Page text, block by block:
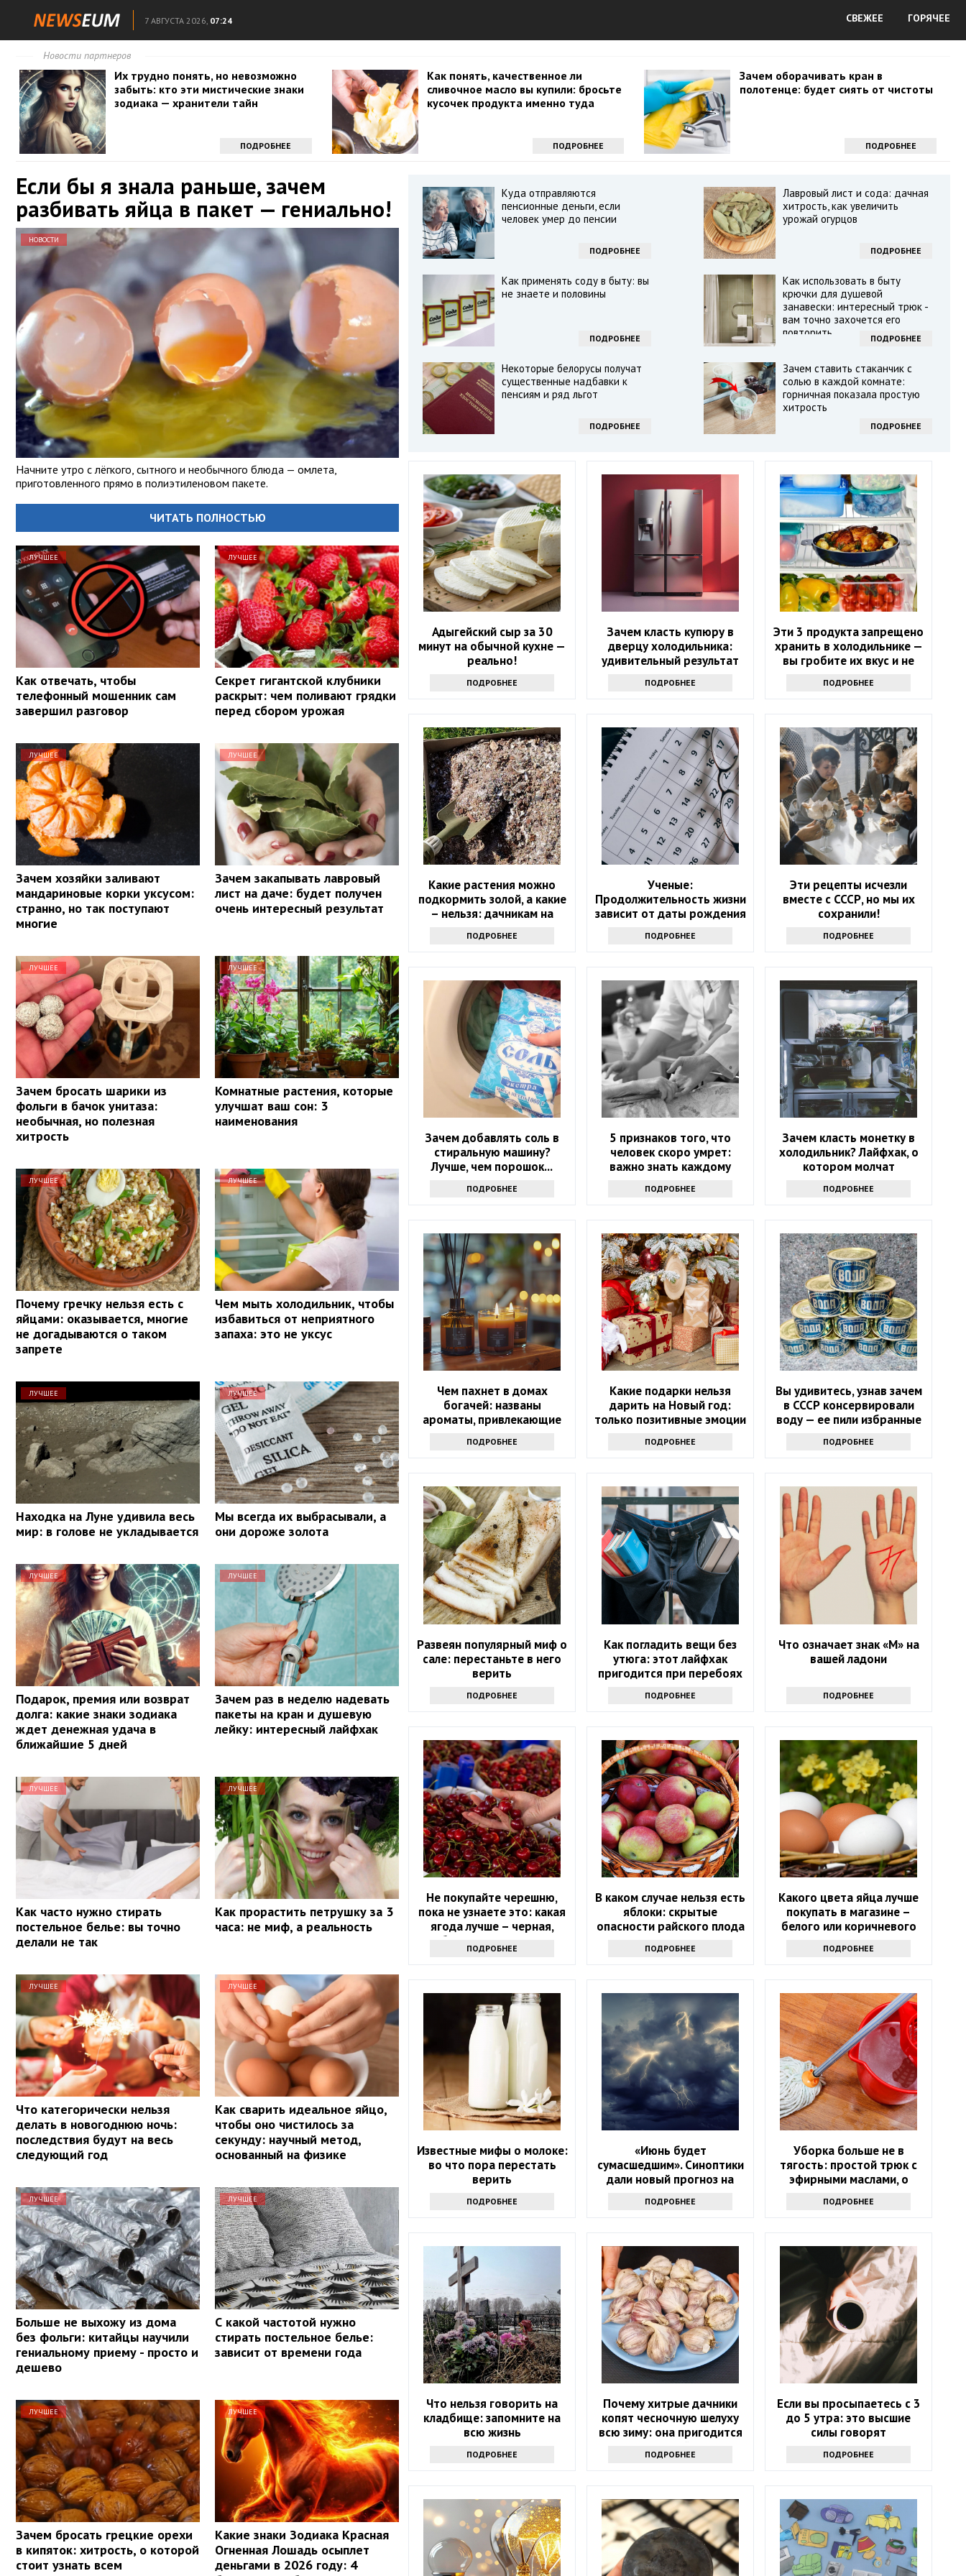
7 АВГУСТА 2026, 07:24 СВЕЖЕЕ ГОРЯЧЕЕ
Новости партнеров
Их трудно понять, но невозможно
забыть: кто эти мистические знаки
зодиака — хранители тайн
ПОДРОБНЕЕ
Как понять, качественное ли
сливочное масло вы купили: бросьте
кусочек продукта именно туда
ПОДРОБНЕЕ
Зачем оборачивать кран в
полотенце: будет сиять от чистоты
ПОДРОБНЕЕ
Если бы я знала раньше, зачем
разбивать яйца в пакет — гениально!
НОВОСТИ
Начните утро с лёгкого, сытного и необычного блюда — омлета,
приготовленного прямо в полиэтиленовом пакете.
ЧИТАТЬ ПОЛНОСТЬЮ
ЛУЧШЕЕ
Как отвечать, чтобы
телефонный мошенник сам
завершил разговор
ЛУЧШЕЕ
Секрет гигантской клубники
раскрыт: чем поливают грядки
перед сбором урожая
ЛУЧШЕЕ
Зачем хозяйки заливают
мандариновые корки уксусом:
странно, но так поступают
многие
ЛУЧШЕЕ
Зачем закапывать лавровый
лист на даче: будет получен
очень интересный результат
ЛУЧШЕЕ
Зачем бросать шарики из
фольги в бачок унитаза:
необычная, но полезная
хитрость
ЛУЧШЕЕ
Комнатные растения, которые
улучшат ваш сон: 3
наименования
ЛУЧШЕЕ
Почему гречку нельзя есть с
яйцами: оказывается, многие
не догадываются о таком
запрете
ЛУЧШЕЕ
Чем мыть холодильник, чтобы
избавиться от неприятного
запаха: это не уксус
ЛУЧШЕЕ
Находка на Луне удивила весь
мир: в голове не укладывается
ЛУЧШЕЕ
Мы всегда их выбрасывали, а
они дороже золота
ЛУЧШЕЕ
Подарок, премия или возврат
долга: какие знаки зодиака
ждет денежная удача в
ближайшие 5 дней
ЛУЧШЕЕ
Зачем раз в неделю надевать
пакеты на кран и душевую
лейку: интересный лайфхак
ЛУЧШЕЕ
Как часто нужно стирать
постельное белье: вы точно
делали не так
ЛУЧШЕЕ
Как прорастить петрушку за 3
часа: не миф, а реальность
ЛУЧШЕЕ
Что категорически нельзя
делать в новогоднюю ночь:
последствия будут на весь
следующий год
ЛУЧШЕЕ
Как сварить идеальное яйцо,
чтобы оно чистилось за
секунду: научный метод,
основанный на физике
ЛУЧШЕЕ
Больше не выхожу из дома
без фольги: китайцы научили
гениальному приему - просто и
дешево
ЛУЧШЕЕ
С какой частотой нужно
стирать постельное белье:
зависит от времени года
ЛУЧШЕЕ
Зачем бросать грецкие орехи
в кипяток: хитрость, о которой
стоит узнать всем
ЛУЧШЕЕ
Какие знаки Зодиака Красная
Огненная Лошадь осыплет
деньгами в 2026 году: 4
Куда отправляются
пенсионные деньги, если
человек умер до пенсии
ПОДРОБНЕЕ
Лавровый лист и сода: дачная
хитрость, как увеличить
урожай огурцов
ПОДРОБНЕЕ
Как применять соду в быту: вы
не знаете и половины
ПОДРОБНЕЕ
Как использовать в быту
крючки для душевой
занавески: интересный трюк -
вам точно захочется его
повторить
ПОДРОБНЕЕ
Некоторые белорусы получат
существенные надбавки к
пенсиям и ряд льгот
ПОДРОБНЕЕ
Зачем ставить стаканчик с
солью в каждой комнате:
горничная показала простую
хитрость
ПОДРОБНЕЕ
Адыгейский сыр за 30
минут на обычной кухне —
реально!
ПОДРОБНЕЕ
Зачем класть купюру в
дверцу холодильника:
удивительный результат
ПОДРОБНЕЕ
Эти 3 продукта запрещено
хранить в холодильнике —
вы гробите их вкус и не
ПОДРОБНЕЕ
Какие растения можно
подкормить золой, а какие
– нельзя: дачникам на
ПОДРОБНЕЕ
Ученые:
Продолжительность жизни
зависит от даты рождения
ПОДРОБНЕЕ
Эти рецепты исчезли
вместе с СССР, но мы их
сохранили!
ПОДРОБНЕЕ
Зачем добавлять соль в
стиральную машину?
Лучше, чем порошок...
ПОДРОБНЕЕ
5 признаков того, что
человек скоро умрет:
важно знать каждому
ПОДРОБНЕЕ
Зачем класть монетку в
холодильник? Лайфхак, о
котором молчат
ПОДРОБНЕЕ
Чем пахнет в домах
богачей: названы
ароматы, привлекающие
ПОДРОБНЕЕ
Какие подарки нельзя
дарить на Новый год:
только позитивные эмоции
ПОДРОБНЕЕ
Вы удивитесь, узнав зачем
в СССР консервировали
воду — ее пили избранные
ПОДРОБНЕЕ
Развеян популярный миф о
сале: перестаньте в него
верить
ПОДРОБНЕЕ
Как погладить вещи без
утюга: этот лайфхак
пригодится при перебоях
ПОДРОБНЕЕ
Что означает знак «М» на
вашей ладони
ПОДРОБНЕЕ
Не покупайте черешню,
пока не узнаете это: какая
ягода лучше – черная,
белая или розовая
ПОДРОБНЕЕ
В каком случае нельзя есть
яблоки: скрытые
опасности райского плода
ПОДРОБНЕЕ
Какого цвета яйца лучше
покупать в магазине –
белого или коричневого
ПОДРОБНЕЕ
Известные мифы о молоке:
во что пора перестать
верить
ПОДРОБНЕЕ
«Июнь будет
сумасшедшим». Синоптики
дали новый прогноз на
ПОДРОБНЕЕ
Уборка больше не в
тягость: простой трюк с
эфирными маслами, о
ПОДРОБНЕЕ
Что нельзя говорить на
кладбище: запомните на
всю жизнь
ПОДРОБНЕЕ
Почему хитрые дачники
копят чесночную шелуху
всю зиму: она пригодится
весной
ПОДРОБНЕЕ
Если вы просыпаетесь с 3
до 5 утра: это высшие
силы говорят
ПОДРОБНЕЕ